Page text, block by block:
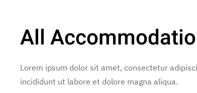
All
Lorem ipsum dolor sit amet, consectetur
incididunt ut labore et dolore magna aliqua.